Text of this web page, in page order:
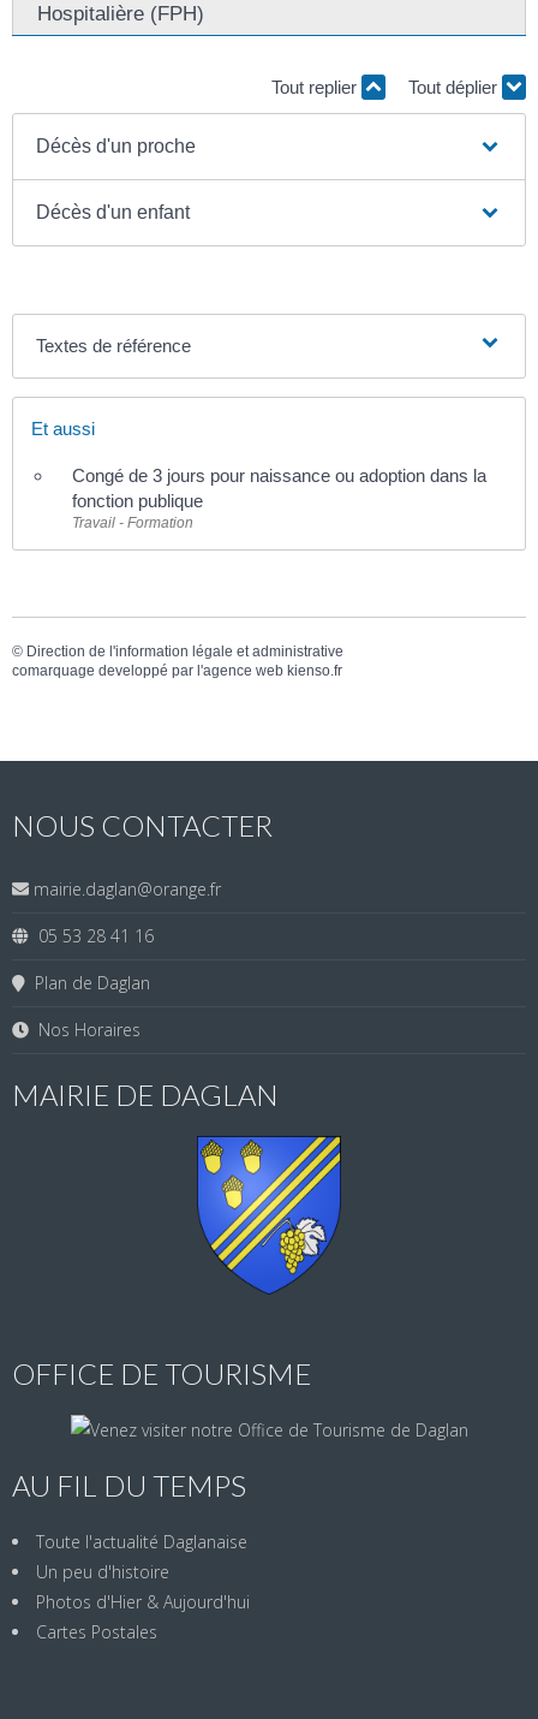
Hospitalière (FPH)
Tout replier Tout déplier
Décès d'un proche
Décès d'un enfant
Textes de référence
Et aussi
Congé de 3 jours pour naissance ou adoption dans la
fonction publique
Travail - Formation
© Direction de l'information légale et administrative
comarquage developpé par l'agence web kienso.fr
NOUS CONTACTER
mairie.daglan@orange.fr
05 53 28 41 16
Plan de Daglan
Nos Horaires
MAIRIE DE DAGLAN
OFFICE DE TOURISME
AU FIL DU TEMPS
Toute l'actualité Daglanaise
Un peu d'histoire
Photos d'Hier & Aujourd'hui
Cartes Postales